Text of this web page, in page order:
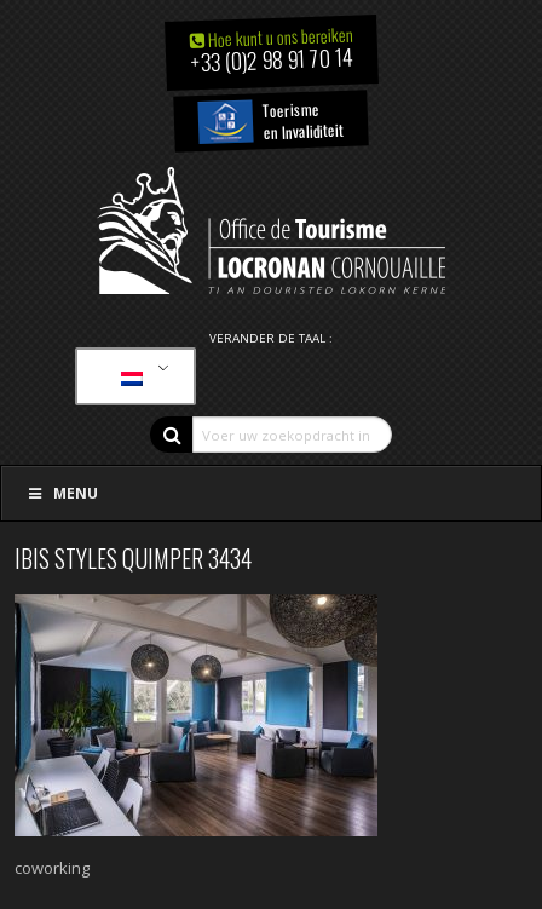
Hoe kunt u ons bereiken
+33 (0)2 98 91 70 14
Toerisme
en Invaliditeit
VERANDER DE TAAL :
MENU
IBIS STYLES QUIMPER 3434
coworking